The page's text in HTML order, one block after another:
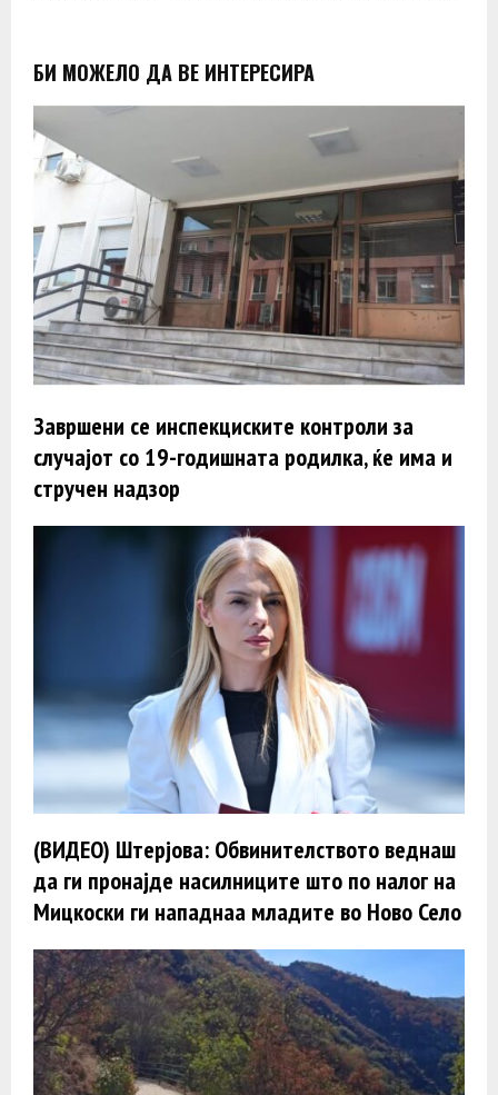
БИ МОЖЕЛО ДА ВЕ ИНТЕРЕСИРА
Завршени се инспекциските контроли за
случајот со 19-годишната родилка, ќе има и
стручен надзор
(ВИДЕО) Штерјова: Обвинителството веднаш
да ги пронајде насилниците што по налог на
Мицкоски ги нападнаа младите во Ново Село